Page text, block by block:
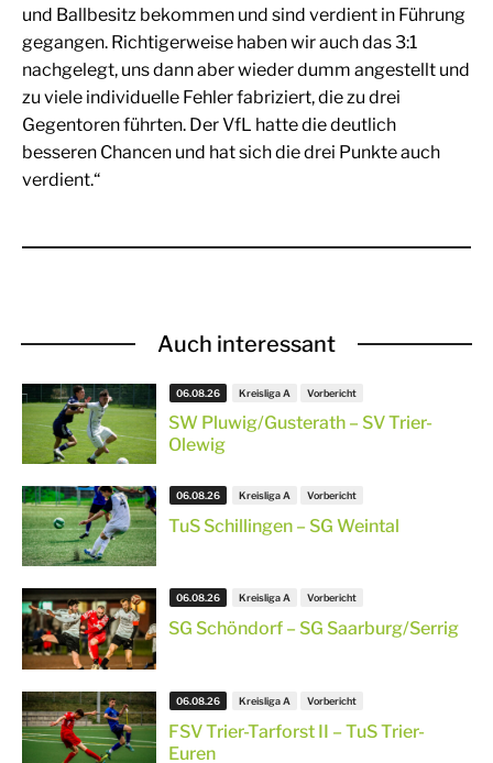
und Ballbesitz bekommen und sind verdient in Führung
gegangen. Richtigerweise haben wir auch das 3:1
nachgelegt, uns dann aber wieder dumm angestellt und
zu viele individuelle Fehler fabriziert, die zu drei
Gegentoren führten. Der VfL hatte die deutlich
besseren Chancen und hat sich die drei Punkte auch
verdient.“
Auch interessant
SW Pluwig/Gusterath – SV Trier-
Olewig
06.08.26 Kreisliga A Vorbericht
TuS Schillingen – SG Weintal
06.08.26 Kreisliga A Vorbericht
SG Schöndorf – SG Saarburg/Serrig
06.08.26 Kreisliga A Vorbericht
FSV Trier-Tarforst II – TuS Trier-
Euren
06.08.26 Kreisliga A Vorbericht